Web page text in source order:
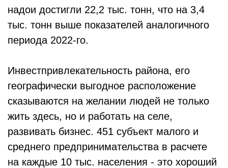
надои достигли 22,2 тыс. тонн, что на 3,4
тыс. тонн выше показателей аналогичного
периода 2022-го.
Инвестпривлекательность района, его
географически выгодное расположение
сказываются на желании людей не только
жить здесь, но и работать на селе,
развивать бизнес. 451 субъект малого и
среднего предпринимательства в расчете
на каждые 10 тыс. населения - это хороший